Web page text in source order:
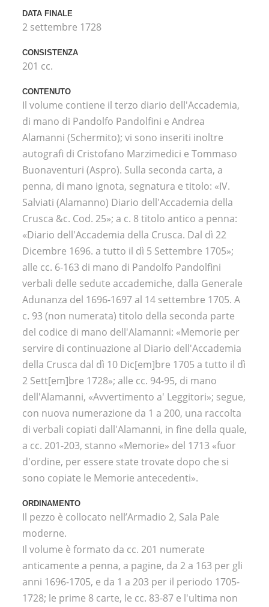
DATA FINALE
2 settembre 1728
CONSISTENZA
201 cc.
CONTENUTO
Il volume contiene il terzo diario dell'Accademia,
di mano di Pandolfo Pandolfini e Andrea
Alamanni (Schermito); vi sono inseriti inoltre
autografi di Cristofano Marzimedici e Tommaso
Buonaventuri (Aspro). Sulla seconda carta, a
penna, di mano ignota, segnatura e titolo: «IV.
Salviati (Alamanno) Diario dell'Accademia della
Crusca &c. Cod. 25»; a c. 8 titolo antico a penna:
«Diario dell'Accademia della Crusca. Dal dì 22
Dicembre 1696. a tutto il dì 5 Settembre 1705»;
alle cc. 6-163 di mano di Pandolfo Pandolfini
verbali delle sedute accademiche, dalla Generale
Adunanza del 1696-1697 al 14 settembre 1705. A
c. 93 (non numerata) titolo della seconda parte
del codice di mano dell'Alamanni: «Memorie per
servire di continuazione al Diario dell'Accademia
della Crusca dal dì 10 Dic[em]bre 1705 a tutto il dì
2 Sett[em]bre 1728»; alle cc. 94-95, di mano
dell'Alamanni, «Avvertimento a' Leggitori»; segue,
con nuova numerazione da 1 a 200, una raccolta
di verbali copiati dall'Alamanni, in fine della quale,
a cc. 201-203, stanno «Memorie» del 1713 «fuor
d'ordine, per essere state trovate dopo che si
sono copiate le Memorie antecedenti».
ORDINAMENTO
Il pezzo è collocato nell’Armadio 2, Sala Pale
moderne.
Il volume è formato da cc. 201 numerate
anticamente a penna, a pagine, da 2 a 163 per gli
anni 1696-1705, e da 1 a 203 per il periodo 1705-
1728; le prime 8 carte, le cc. 83-87 e l'ultima non